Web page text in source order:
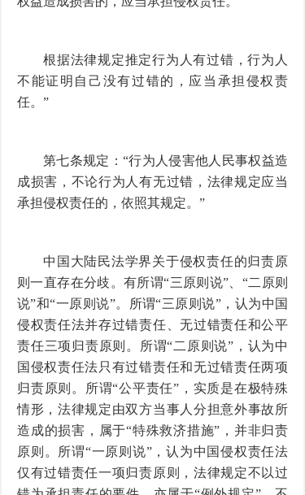
根据法律规定推定行为人有过错，行为人
不能证明自己没有过错的，应当承担侵权责
任。”
第七条规定：“行为人侵害他人民事权益造
成损害，不论行为人有无过错，法律规定应当
承担侵权责任的，依照其规定。”
中国大陆民法学界关于侵权责任的归责原
则一直存在分歧。有所谓“三原则说”、“二原则
说”和“一原则说”。所谓“三原则说”，认为中国
侵权责任法并存过错责任、无过错责任和公平
责任三项归责原则。所谓“二原则说”，认为中
国侵权责任法只有过错责任和无过错责任两项
归责原则。所谓“公平责任”，实质是在极特殊
情形，法律规定由双方当事人分担意外事故所
造成的损害，属于“特殊救济措施”，并非归责
原则。所谓“一原则说”，认为中国侵权责任法
仅有过错责任一项归责原则，法律规定不以过